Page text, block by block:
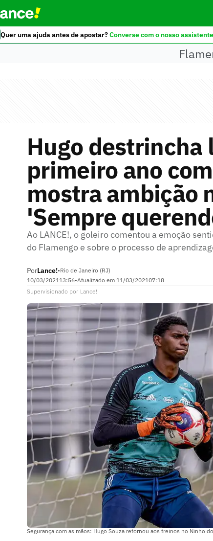
Quer uma ajuda antes de apostar?Converse com o nosso
Hugo destrincha
primeiro ano
mostra ambição
'Sempre
Ao LANCE!, o goleiro comentou a emoção
do Flamengo e sobre o processo de
PorLance!•Rio de Janeiro (RJ)
10/03/202113:56•Atualizado em 11/03/202107:18
Supervisionado por Lance!
Segurança com as mãos: Hugo Souza retornou aos treinos no Ninho